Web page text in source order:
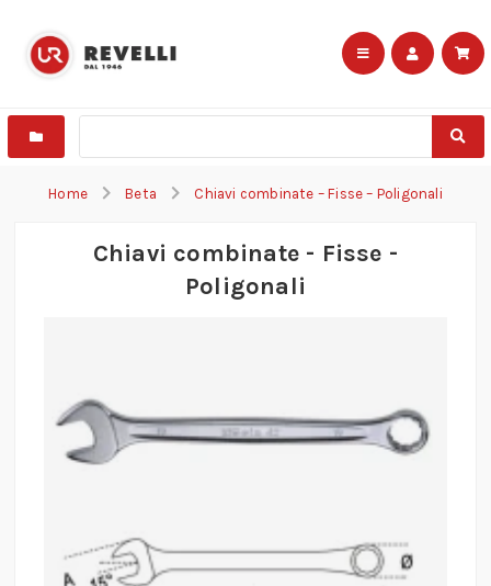
Home Beta Chiavi combinate – Fisse – Poligonali
Chiavi combinate - Fisse -
Poligonali